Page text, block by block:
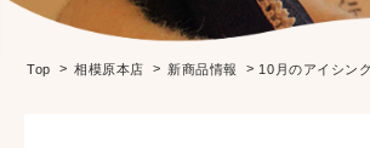
Top > 相模原本店 > 新商品情報 > 10月のアイシン